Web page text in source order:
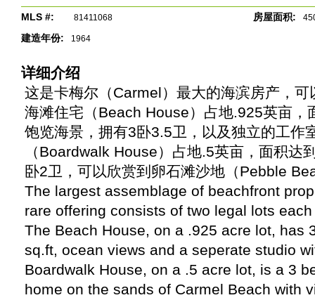
MLS #: 81411068 房屋面积:
建造年份: 1964
详细介绍
这是卡梅尔（Carmel）最大的海滨房产，
海滩住宅（Beach House）占地.925英亩，
饱览海景，拥有3卧3.5卫，以及独立的工作
（Boardwalk House）占地.5英亩，面积达
卧2卫，可以欣赏到卵石滩沙地（Pebble
The largest assemblage of beachfront
rare offering consists of two legal lots
The Beach House, on a .925 acre lot, has
sq.ft, ocean views and a seperate studio
Boardwalk House, on a .5 acre lot, is a 3
home on the sands of Carmel Beach with